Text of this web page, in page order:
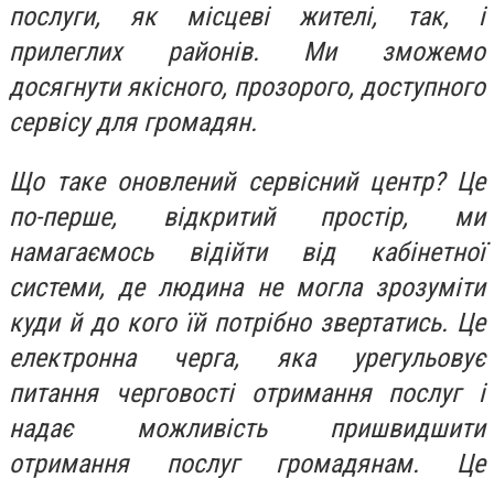
послуги, як місцеві жителі, так, і
прилеглих районів. Ми зможемо
досягнути якісного, прозорого, доступного
сервісу для громадян.
Що таке оновлений сервісний центр? Це
по-перше, відкритий простір, ми
намагаємось відійти від кабінетної
системи, де людина не могла зрозуміти
куди й до кого їй потрібно звертатись. Це
електронна черга, яка урегульовує
питання черговості отримання послуг і
надає можливість пришвидшити
отримання послуг громадянам. Це